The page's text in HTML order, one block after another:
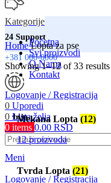
24 Support
+381 000-0000
Srbija
Isporuka na adresu
Meni
Logovanje / Registracija
Kategorije
Početna
Svi proizvodi
O Nama
Kontakt
Logovanje / Registracija
0 Uporedi
0 Lista želja
0 items 0.00 RSD
HomeLopta za pse
Showing 1–12 of 33 results
Mekana Lopta (12)
12 proizvoda
Tvrda Lopta (21)